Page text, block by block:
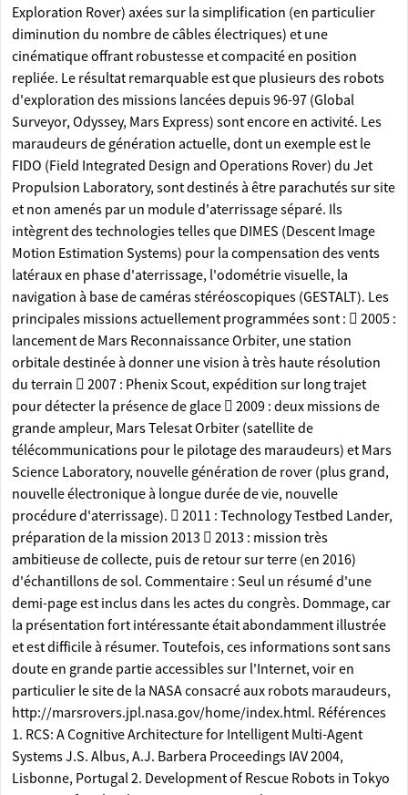
Exploration Rover) axées sur la simplification (en particulier
diminution du nombre de câbles électriques) et une
cinématique offrant robustesse et compacité en position
repliée. Le résultat remarquable est que plusieurs des robots
d'exploration des missions lancées depuis 96-97 (Global
Surveyor, Odyssey, Mars Express) sont encore en activité. Les
maraudeurs de génération actuelle, dont un exemple est le
FIDO (Field Integrated Design and Operations Rover) du Jet
Propulsion Laboratory, sont destinés à être parachutés sur site
et non amenés par un module d'aterrissage séparé. Ils
intègrent des technologies telles que DIMES (Descent Image
Motion Estimation Systems) pour la compensation des vents
latéraux en phase d'aterrissage, l'odométrie visuelle, la
navigation à base de caméras stéréoscopiques (GESTALT). Les
principales missions actuellement programmées sont :  2005 :
lancement de Mars Reconnaissance Orbiter, une station
orbitale destinée à donner une vision à très haute résolution
du terrain  2007 : Phenix Scout, expédition sur long trajet
pour détecter la présence de glace  2009 : deux missions de
grande ampleur, Mars Telesat Orbiter (satellite de
télécommunications pour le pilotage des maraudeurs) et Mars
Science Laboratory, nouvelle génération de rover (plus grand,
nouvelle électronique à longue durée de vie, nouvelle
procédure d'aterrissage).  2011 : Technology Testbed Lander,
préparation de la mission 2013  2013 : mission très
ambitieuse de collecte, puis de retour sur terre (en 2016)
d'échantillons de sol. Commentaire : Seul un résumé d'une
demi-page est inclus dans les actes du congrès. Dommage, car
la présentation fort intéressante était abondamment illustrée
et est difficile à résumer. Toutefois, ces informations sont sans
doute en grande partie accessibles sur l'Internet, voir en
particulier le site de la NASA consacré aux robots maraudeurs,
http://marsrovers.jpl.nasa.gov/home/index.html. Références
1. RCS: A Cognitive Architecture for Intelligent Multi-Agent
Systems J.S. Albus, A.J. Barbera Proceedings IAV 2004,
Lisbonne, Portugal 2. Development of Rescue Robots in Tokyo